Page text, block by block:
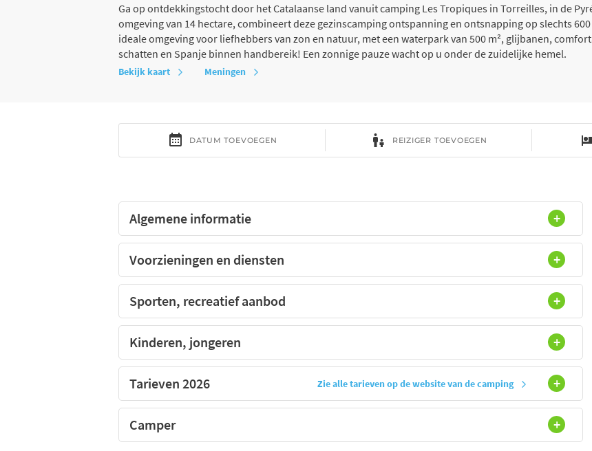
De camping LES TROPIQUES, Oostelijke Pyreneeën
Ga op ontdekkingstocht door het Catalaanse land vanuit camping Les Tropiques in Torreilles, in de
omgeving van 14 hectare, combineert deze gezinscamping ontspanning en ontsnapping op slechts
ideale omgeving voor liefhebbers van zon en natuur, met een waterpark van 500 m², glijbanen,
schatten en Spanje binnen handbereik! Een zonnige pauze wacht op u onder de zuidelijke hemel.
Bekijk kaart Meningen
Algemene informatie
Voorzieningen en diensten
Sporten, recreatief aanbod
Kinderen, jongeren
Tarieven 2026 Zie alle tarieven op de website van de camping
Camper